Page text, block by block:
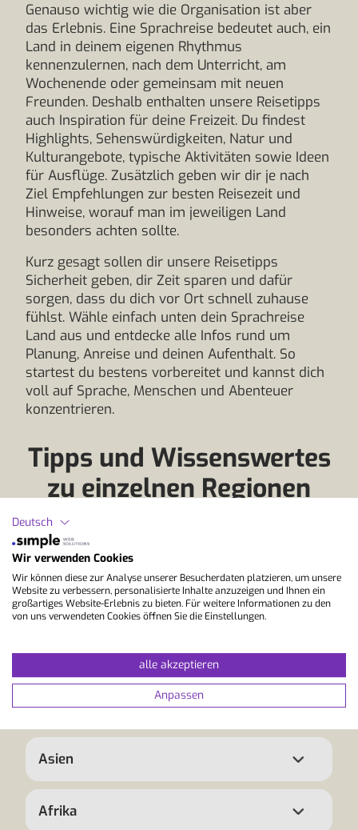
Genauso wichtig wie die Organisation ist aber
das Erlebnis. Eine Sprachreise bedeutet auch, ein
Land in deinem eigenen Rhythmus
kennenzulernen, nach dem Unterricht, am
Wochenende oder gemeinsam mit neuen
Freunden. Deshalb enthalten unsere Reisetipps
auch Inspiration für deine Freizeit. Du findest
Highlights, Sehenswürdigkeiten, Natur und
Kulturangebote, typische Aktivitäten sowie Ideen
für Ausflüge. Zusätzlich geben wir dir je nach
Ziel Empfehlungen zur besten Reisezeit und
Hinweise, worauf man im jeweiligen Land
besonders achten sollte.
Kurz gesagt sollen dir unsere Reisetipps
Sicherheit geben, dir Zeit sparen und dafür
sorgen, dass du dich vor Ort schnell zuhause
fühlst. Wähle einfach unten dein Sprachreise
Land aus und entdecke alle Infos rund um
Planung, Anreise und deinen Aufenthalt. So
startest du bestens vorbereitet und kannst dich
voll auf Sprache, Menschen und Abenteuer
konzentrieren.
Tipps und Wissenswertes
zu einzelnen Regionen
Europa
Nordamerika
Mittel- und Südamerika
Australien / Ozeanien
Asien
Afrika
Deutsch
Wir verwenden Cookies
Wir können diese zur Analyse unserer Besucherdaten platzieren, um unsere
Website zu verbessern, personalisierte Inhalte anzuzeigen und Ihnen ein
großartiges Website-Erlebnis zu bieten. Für weitere Informationen zu den
von uns verwendeten Cookies öffnen Sie die Einstellungen.
alle akzeptieren
Anpassen